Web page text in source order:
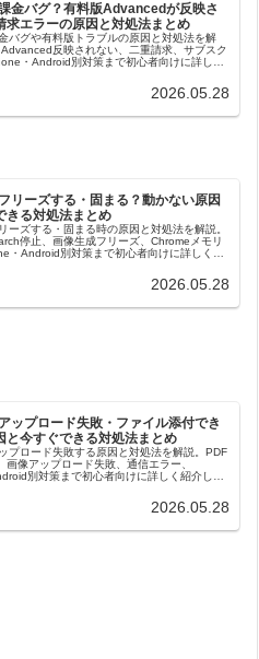
金バグ？有料版Advancedが反映さ
求エラーの原因と対処法まとめ
バグや有料版トラブルの原因と対処法を解
反映されない、二重請求、サブスク
・Android別対策まで初心者向けに詳しく
2026.05.28
リーズする・固まる？動かない原因
きる対処法まとめ
ーズする・固まる時の原因と対処法を解説。
停止、画像生成フリーズ、Chromeメモリ
・Android別対策まで初心者向けに詳しく紹
2026.05.28
ップロード失敗・ファイル添付でき
と今すぐできる対処法まとめ
プロード失敗する原因と対処法を解説。PDF
画像アップロード失敗、通信エラー、
別対策まで初心者向けに詳しく紹介しま
2026.05.28